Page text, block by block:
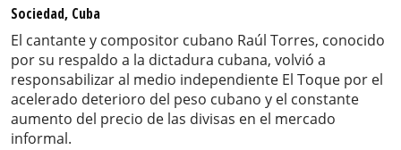
Sociedad, Cuba
El cantante y compositor cubano Raúl Torres, conocido
por su respaldo a la dictadura cubana, volvió a
responsabilizar al medio independiente El Toque por el
acelerado deterioro del peso cubano y el constante
aumento del precio de las divisas en el mercado
informal.